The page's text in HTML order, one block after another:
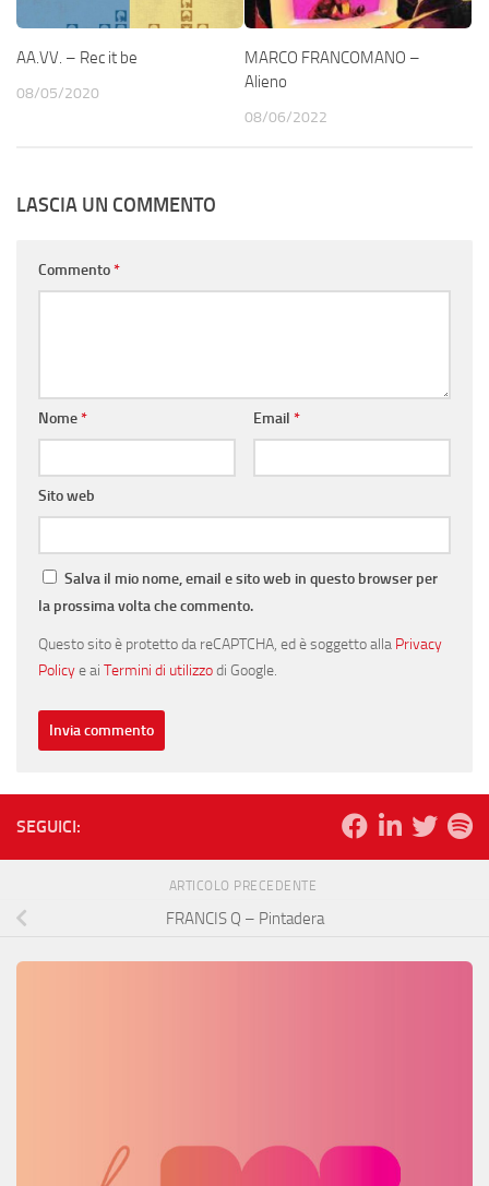
AA.VV. – Rec it be
08/05/2020
MARCO FRANCOMANO –
Alieno
08/06/2022
LASCIA UN COMMENTO
Commento*
Nome* Email *
Sito web
Salva il mio nome, email e sito web in questo browser per
la prossima volta che commento.
Questo sito è protetto da reCAPTCHA, ed è soggetto alla Privacy
Policye ai Termini di utilizzodi Google.
SEGUICI:
ARTICOLO PRECEDENTE
FRANCIS Q – Pintadera